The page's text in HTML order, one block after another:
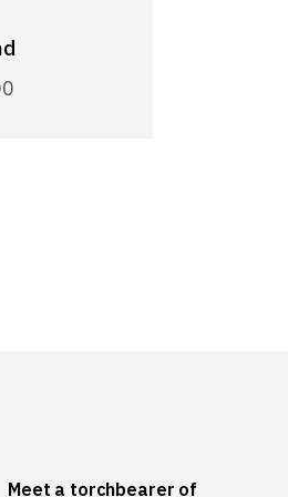
Meet a torchbearer of